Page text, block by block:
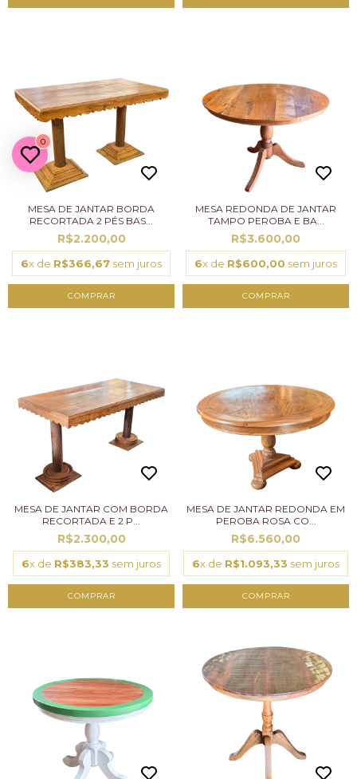
MESA DE JANTAR BORDA
RECORTADA 2 PÉS BAS...
R$2.200,00
6x de R$366,67 sem juros
MESA REDONDA DE JANTAR
TAMPO PEROBA E BA...
R$3.600,00
6x de R$600,00 sem juros
MESA DE JANTAR COM BORDA
RECORTADA E 2 P...
R$2.300,00
6x de R$383,33 sem juros
MESA DE JANTAR REDONDA EM
PEROBA ROSA CO...
R$6.560,00
6x de R$1.093,33 sem juros
0